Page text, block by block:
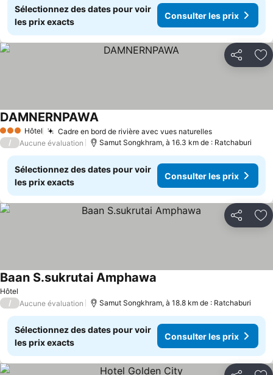
Sélectionnez des dates pour voir
les prix exacts
Consulter les prix
Partager
3 ÉtoilesHôtel Cadre en bord de rivière avec vues naturelles
DAMNERNPAWA
/ Aucune évaluation Samut Songkhram, à 16.3 km de : Ratchaburi
Sélectionnez des dates pour voir
les prix exacts
Consulter les prix
Partager
Hôtel
Baan S.sukrutai Amphawa
/ Aucune évaluation Samut Songkhram, à 18.8 km de : Ratchaburi
Sélectionnez des dates pour voir
les prix exacts
Consulter les prix